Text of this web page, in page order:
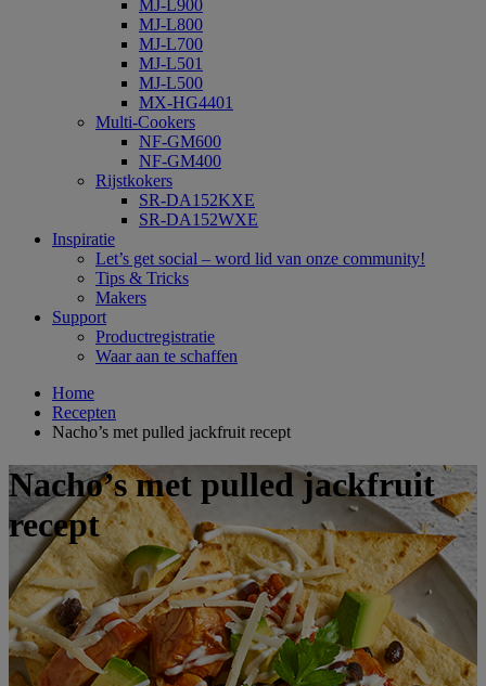
MJ-L900
MJ-L800
MJ-L700
MJ-L501
MJ-L500
MX-HG4401
Multi-Cookers
NF-GM600
NF-GM400
Rijstkokers
SR-DA152KXE
SR-DA152WXE
Inspiratie
Let’s get social – word lid van onze community!
Tips & Tricks
Makers
Support
Productregistratie
Waar aan te schaffen
Home
Recepten
Nacho’s met pulled jackfruit recept
Nacho’s met pulled jackfruit
recept